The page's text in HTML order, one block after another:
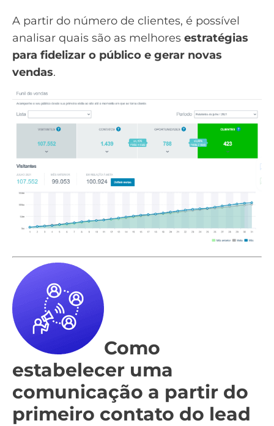
A partir do número de clientes, é possível
analisar quais são as melhores estratégias
para fidelizar o público e gerar novas
vendas.
Como
estabelecer uma
comunicação a partir do
primeiro contato do lead